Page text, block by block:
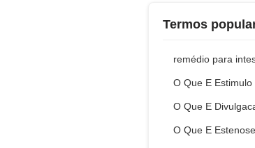
Termos
remédio para
O Que E
O Que E
O Que E